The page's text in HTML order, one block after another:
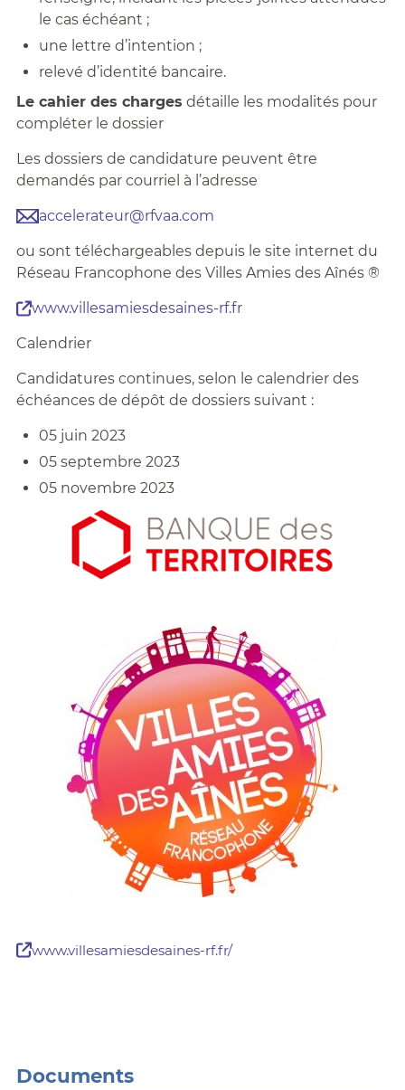
le cas échéant ;
une lettre d’intention ;
relevé d’identité bancaire.
Le cahier des charges détaille les modalités pour
compléter le dossier
Les dossiers de candidature peuvent être
demandés par courriel à l’adresse
accelerateur@rfvaa.com
ou sont téléchargeables depuis le site internet du
Réseau Francophone des Villes Amies des Aînés ®
www.villesamiesdesaines-rf.fr
Calendrier
Candidatures continues, selon le calendrier des
échéances de dépôt de dossiers suivant :
05 juin 2023
05 septembre 2023
05 novembre 2023
www.villesamiesdesaines-rf.fr/
Documents